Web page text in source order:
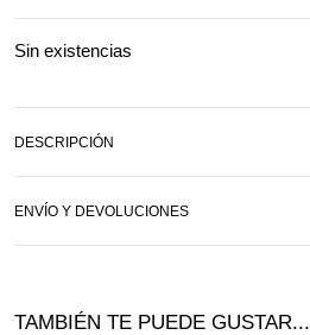
Sin existencias
DESCRIPCIÓN
ENVÍO Y DEVOLUCIONES
TAMBIÉN TE PUEDE GUSTAR...